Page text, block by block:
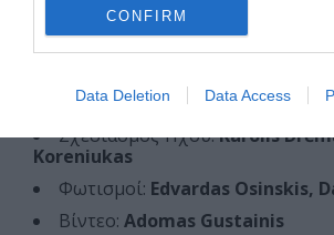
CONFIRM
Data Deletion Data Access
Βοηθός Δραματουργού:
Βοηθός Σκηνογράφου:Rokas
Σύμβουλος Διεύθυνσης
Glinskis
Σχεδιασμός Ήχου:Karolis
Koreniukas
Φωτισμοί: Edvardas Osinskis,
Βίντεο: Adomas Gustainis